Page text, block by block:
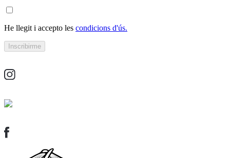
He llegit i accepto les condicions d'ús.